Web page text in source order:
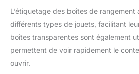
L’étiquetage des boîtes de
différents types de jouets, facilitant
boîtes transparentes sont également
permettent de voir rapidement le
ouvrir.